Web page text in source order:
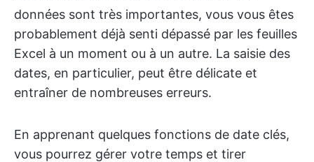
données sont très importantes, vous vous êtes
probablement déjà senti dépassé par les feuilles
Excel à un moment ou à un autre. La saisie des
dates, en particulier, peut être délicate et
entraîner de nombreuses erreurs.
En apprenant quelques fonctions de date clés,
vous pourrez gérer votre temps et tirer